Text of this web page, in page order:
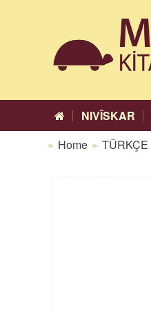
NIVÎSKAR
Home
TÜRKÇE